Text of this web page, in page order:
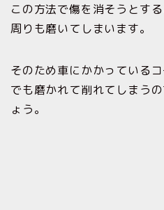
この方法で傷を消そうとす
周りも磨いてしまいます。
そのため車にかかっている
でも磨かれて削れてしまう
ょう。